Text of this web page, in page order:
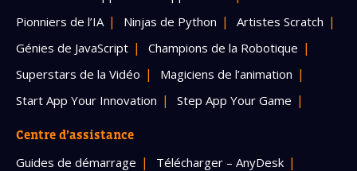
Pionniers de l’IA
Ninjas de Python
Artistes Scratch
Génies de JavaScript
Champions de la Robotique
Superstars de la Vidéo
Magiciens de l’animation
Start App Your Innovation
Step App Your Game
Centre d’assistance
Guides de démarrage
Télécharger – AnyDesk